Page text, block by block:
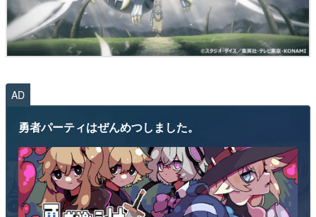
AD
勇者パーティはぜんめつしました。